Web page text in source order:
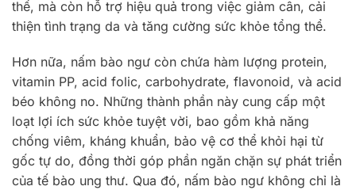
thể, mà còn hỗ trợ hiệu quả trong việc giảm cân, cải
thiện tình trạng da và tăng cường sức khỏe tổng thể.
Hơn nữa, nấm bào ngư còn chứa hàm lượng protein,
vitamin PP, acid folic, carbohydrate, flavonoid, và acid
béo không no. Những thành phần này cung cấp một
loạt lợi ích sức khỏe tuyệt vời, bao gồm khả năng
chống viêm, kháng khuẩn, bảo vệ cơ thể khỏi hại từ
gốc tự do, đồng thời góp phần ngăn chặn sự phát triển
của tế bào ung thư. Qua đó, nấm bào ngư không chỉ là